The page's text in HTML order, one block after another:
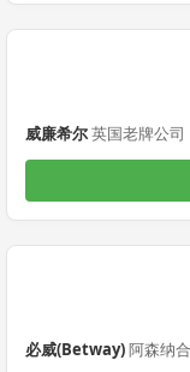
威廉希尔英国老牌公司
必威(Betway)阿森纳